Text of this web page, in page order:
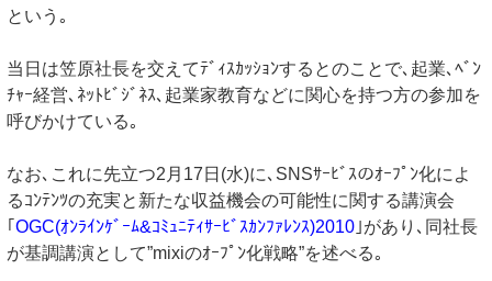
という｡
当日は笠原社長を交えてﾃﾞｨｽｶｯｼｮﾝするとのことで､起業､ﾍﾞﾝ
ﾁｬｰ経営､ﾈｯﾄﾋﾞｼﾞﾈｽ､起業家教育などに関心を持つ方の参加を
呼びかけている｡
なお､これに先立つ2月17日(水)に､SNSｻｰﾋﾞｽのｵｰﾌﾟﾝ化によ
るｺﾝﾃﾝﾂの充実と新たな収益機会の可能性に関する講演会
｢ OGC(ｵﾝﾗｲﾝｹﾞｰﾑ&ｺﾐｭﾆﾃｨｻｰﾋﾞｽｶﾝﾌｧﾚﾝｽ)2010 ｣があり､同社長
が基調講演として”mixiのｵｰﾌﾟﾝ化戦略”を述べる｡